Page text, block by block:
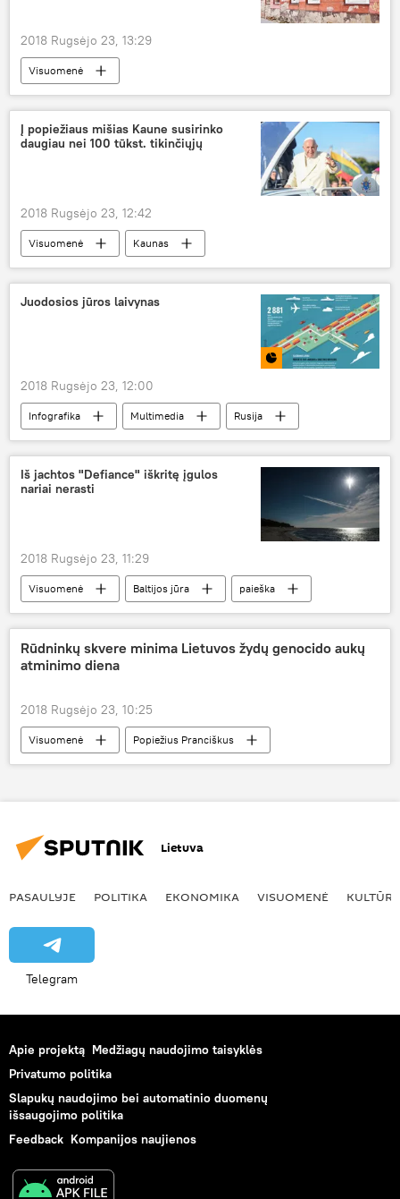
2018 Rugsėjo 23, 13:29
Visuomenė
Į popiežiaus mišias Kaune susirinko
daugiau nei 100 tūkst. tikinčiųjų
2018 Rugsėjo 23, 12:42
Visuomenė
Kaunas
Popiežius Pranciškus
Juodosios jūros laivynas
2018 Rugsėjo 23, 12:00
Infografika Multimedia
Rusija
Krymas
Sevastopolis
Juodosios jūros laivynas
Iš jachtos "Defiance" iškritę įgulos
nariai nerasti
2018 Rugsėjo 23, 11:29
Visuomenė Baltijos jūra paieška
Rūdninkų skvere minima Lietuvos žydų genocido aukų
atminimo diena
2018 Rugsėjo 23, 10:25
Visuomenė
Popiežius Pranciškus
Lieutovs žydų bendruomenė
Lietuva
PASAULYJE POLITIKA EKONOMIKA VISUOMENĖ KULTŪRA
Telegram
Apie projektą Medžiagų naudojimo taisyklės
Privatumo politika
Slapukų naudojimo bei automatinio duomenų
išsaugojimo politika
Feedback Kompanijos naujienos